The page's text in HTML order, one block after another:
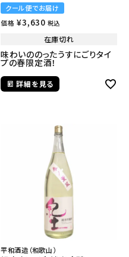
クール便でお届け
価格 ¥3,630 税込
在庫切れ
味わいののったうすにごりタイ
プの春限定酒！
詳細を見る
平和酒造（和歌山）